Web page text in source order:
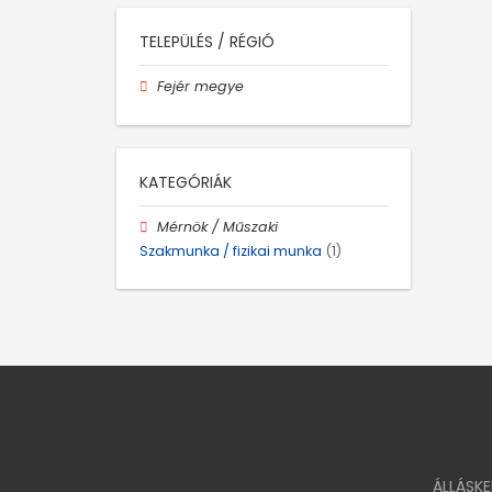
TELEPÜLÉS / RÉGIÓ
Fejér megye
KATEGÓRIÁK
Mérnök / Műszaki
Szakmunka / fizikai munka (1)